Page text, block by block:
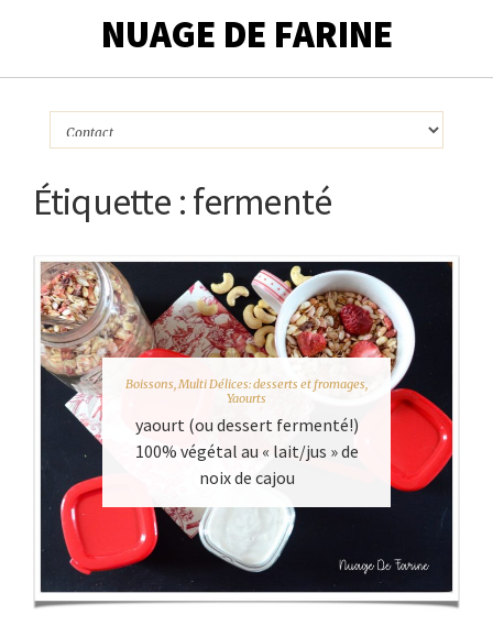
NUAGE DE FARINE
Étiquette :fermenté
Boissons,Multi Délices: desserts et fromages,
Yaourts
yaourt (ou dessert fermenté!)
100% végétal au « lait/jus » de
noix de cajou